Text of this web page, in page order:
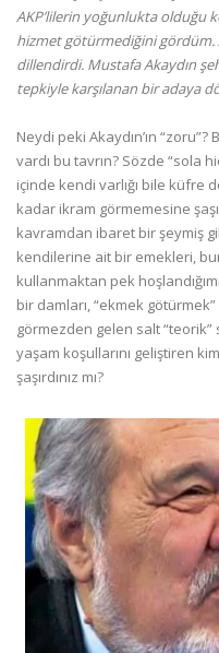
AKP’lilerin yoğunlukta olduğu
hizmet götürmediğini gördüm.
dillendirdi. Mustafa Akaydın
tepkiyle karşılanan bir adaya
Neydi peki Akaydın’ın “zoru”?
vardı bu tavrın? Sözde “sola
içinde kendi varlığı bile küfre
kadar ikram görmemesine
kavramdan ibaret bir şeymiş
kendilerine ait bir emekleri,
kullanmaktan pek
bir damları, “ekmek
görmezden gelen salt
yaşam koşullarını geliştiren
şaşırdınız mı?